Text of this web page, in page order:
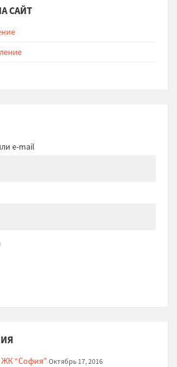
САЙТ
e-mail
ЖК “София” Октябрь 17, 2016